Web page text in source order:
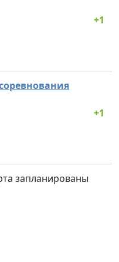
запланированы